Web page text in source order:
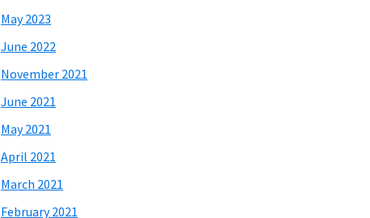
May 2023
June 2022
November 2021
June 2021
May 2021
April 2021
March 2021
February 2021